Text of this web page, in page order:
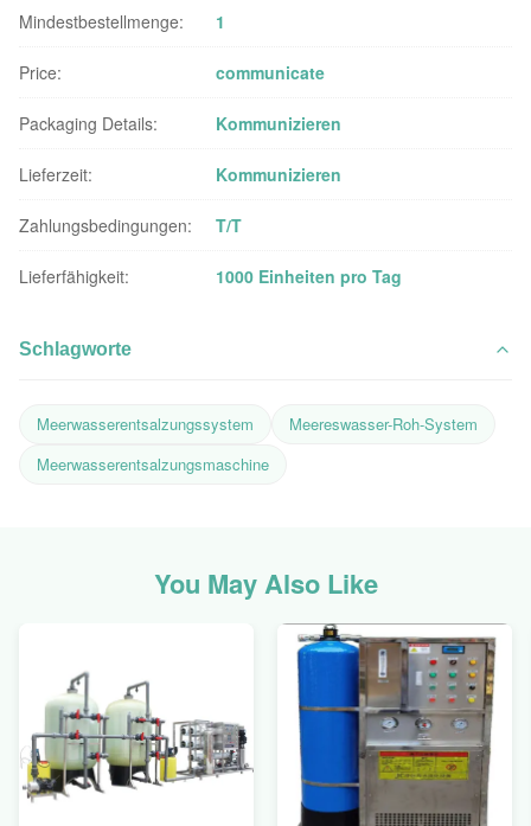
Mindestbestellmenge: 1
Price: communicate
Packaging Details: Kommunizieren
Lieferzeit: Kommunizieren
Zahlungsbedingungen: T/T
Lieferfähigkeit: 1000 Einheiten pro Tag
Schlagworte
Meerwasserentsalzungssystem
Meereswasser-Roh-System
Meerwasserentsalzungsmaschine
You May Also Like